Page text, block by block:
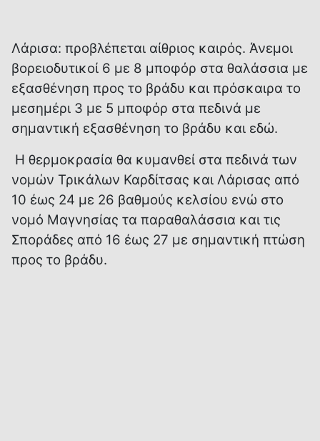
Λάρισα: προβλέπεται αίθριος καιρός. Άνεμοι
βορειοδυτικοί 6 με 8 μποφόρ στα θαλάσσια με
εξασθένηση προς το βράδυ και πρόσκαιρα το
μεσημέρι 3 με 5 μποφόρ στα πεδινά με
σημαντική εξασθένηση το βράδυ και εδώ.
Η θερμοκρασία θα κυμανθεί στα πεδινά των
νομών Τρικάλων Καρδίτσας και Λάρισας από
10 έως 24 με 26 βαθμούς κελσίου ενώ στο
νομό Μαγνησίας τα παραθαλάσσια και τις
Σποράδες από 16 έως 27 με σημαντική πτώση
προς το βράδυ.